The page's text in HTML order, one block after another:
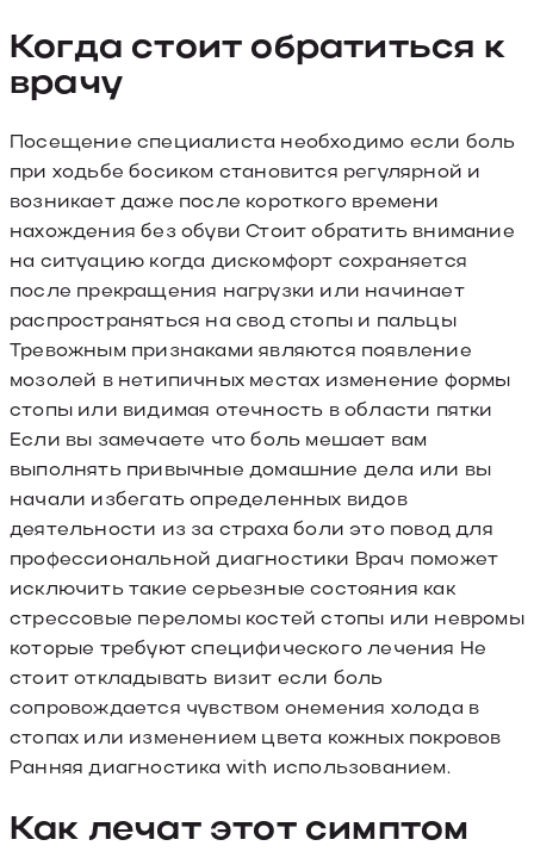
Когда стоит обратиться к
врачу
Посещение специалиста необходимо если боль
при ходьбе босиком становится регулярной и
возникает даже после короткого времени
нахождения без обуви Стоит обратить внимание
на ситуацию когда дискомфорт сохраняется
после прекращения нагрузки или начинает
распространяться на свод стопы и пальцы
Тревожным признаками являются появление
мозолей в нетипичных местах изменение формы
стопы или видимая отечность в области пятки
Если вы замечаете что боль мешает вам
выполнять привычные домашние дела или вы
начали избегать определенных видов
деятельности из за страха боли это повод для
профессиональной диагностики Врач поможет
исключить такие серьезные состояния как
стрессовые переломы костей стопы или невромы
которые требуют специфического лечения Не
стоит откладывать визит если боль
сопровождается чувством онемения холода в
стопах или изменением цвета кожных покровов
Ранняя диагностика with использованием.
Как лечат этот симптом